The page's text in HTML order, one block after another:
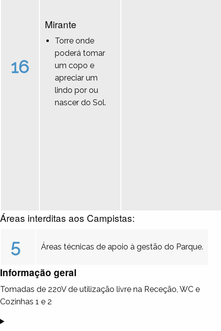
16
Mirante
Torre onde
poderá tomar
um copo e
apreciar um
lindo por ou
nascer do Sol.
Áreas interditas aos Campistas:
5 Áreas técnicas de apoio à gestão do Parque.
Informação geral
Tomadas de 220V de utilização livre na Receção, WC e
Cozinhas 1 e 2